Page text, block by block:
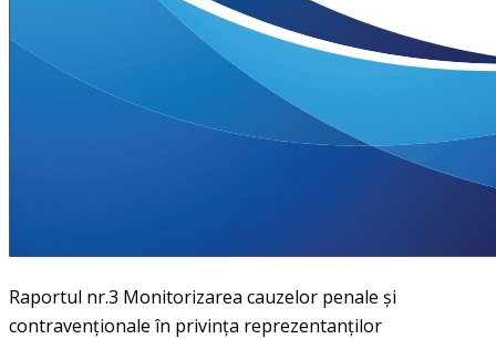
Raportul nr.3 Monitorizarea cauzelor penale și
contravenționale în privința reprezentanților